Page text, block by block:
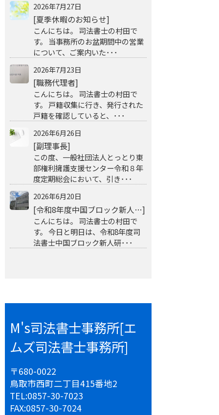
2026年7月27日
[夏季休暇のお知らせ]
こんにちは。 司法書士の村田で
す。 当事務所のお盆期間中の営業
について、ご案内いた･･･
2026年7月23日
[職務代理者]
こんにちは。 司法書士の村田で
す。 戸籍収集に行き、発行された
戸籍を確認していると、･･･
2026年6月26日
[副理事長]
この度、一般社団法人とっとり東
部権利擁護支援センター令和８年
度定期総会において、引き･･･
2026年6月20日
[令和8年度中国ブロック新人…]
こんにちは。 司法書士の村田で
す。 今日と明日は、令和8年度司
法書士中国ブロック新人研･･･
M's司法書士事務所[エ
ムズ司法書士事務所]
〒680-0022
鳥取市西町二丁目415番地2
TEL:0857-30-7023
FAX:0857-30-7024